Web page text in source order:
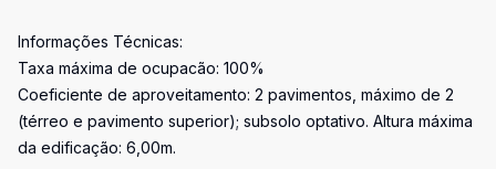
Informações Técnicas:
Taxa máxima de ocupacão: 100%
Coeficiente de aproveitamento: 2 pavimentos, máximo de 2
(térreo e pavimento superior); subsolo optativo. Altura máxima
da edificação: 6,00m.